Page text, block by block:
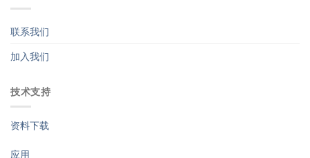
联系我们
加入我们
技术支持
资料下载
应用